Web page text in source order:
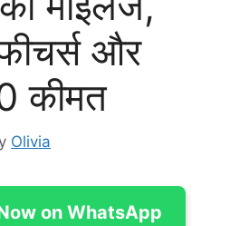
और
कीमत
Olivia
on WhatsApp